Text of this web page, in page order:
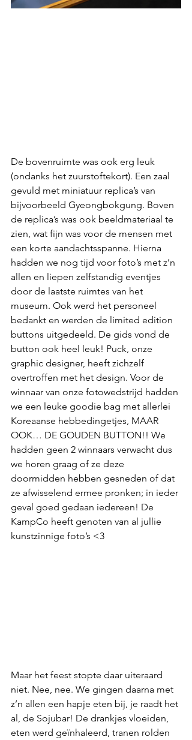
De bovenruimte was ook erg leuk
(ondanks het zuurstoftekort). Een zaal
gevuld met miniatuur replica’s van
bijvoorbeeld Gyeongbokgung. Boven
de replica’s was ook beeldmateriaal te
zien, wat fijn was voor de mensen met
een korte aandachtsspanne. Hierna
hadden we nog tijd voor foto’s met z’n
allen en liepen zelfstandig eventjes
door de laatste ruimtes van het
museum. Ook werd het personeel
bedankt en werden de limited edition
buttons uitgedeeld. De gids vond de
button ook heel leuk! Puck, onze
graphic designer, heeft zichzelf
overtroffen met het design. Voor de
winnaar van onze fotowedstrijd hadden
we een leuke goodie bag met allerlei
Koreaanse hebbedingetjes, MAAR
OOK… DE GOUDEN BUTTON!! We
hadden geen 2 winnaars verwacht dus
we horen graag of ze deze
doormidden hebben gesneden of dat
ze afwisselend ermee pronken; in ieder
geval goed gedaan iedereen! De
KampCo heeft genoten van al jullie
kunstzinnige foto’s <3
Maar het feest stopte daar uiteraard
niet. Nee, nee. We gingen daarna met
z’n allen een hapje eten bij, je raadt het
al, de Sojubar! De drankjes vloeiden,
eten werd geïnhaleerd, tranen rolden